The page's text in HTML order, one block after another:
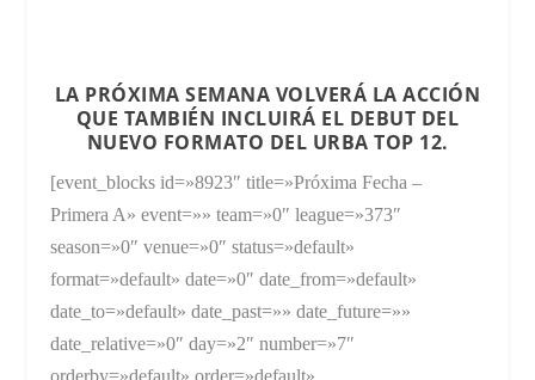
LA PRÓXIMA SEMANA VOLVERÁ LA ACCIÓN
QUE TAMBIÉN INCLUIRÁ EL DEBUT DEL
NUEVO FORMATO DEL URBA TOP 12.
[event_blocks id=»8923″ title=»Próxima Fecha –
Primera A» event=»» team=»0″ league=»373″
season=»0″ venue=»0″ status=»default»
format=»default» date=»0″ date_from=»default»
date_to=»default» date_past=»» date_future=»»
date_relative=»0″ day=»2″ number=»7″
orderby=»default» order=»default»